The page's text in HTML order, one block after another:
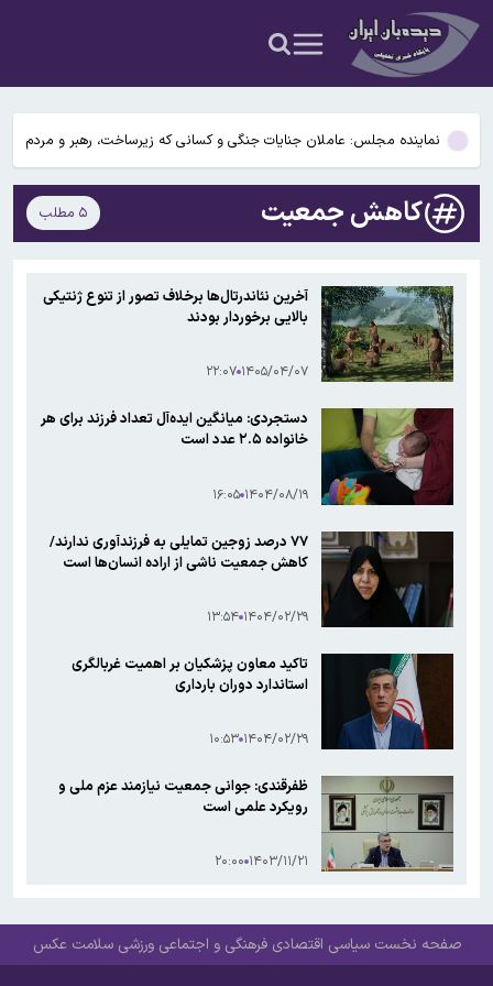
خزر را نمی‌دهد
ردمی ۱۷C ۵G معرفی شد/ نسخه تغییرنام‌یافته یک گوشی قدیمی‌تر
شیائومی
ستاره پرسپولیس به پیکان پیوست
نماینده مجلس: عاملان جنایات جنگی و کسانی که زیرساخت‌، رهبر و مردم
را هدف قرار دادند مجازات می کنیم
دستگیری عضو شورای شهر رضوانشهر در پرونده فساد مالی
حاجی‌دلیگانی، نماینده مجلس: مجلس اجازه تصویب کنوانسیون دریای
ردمی ۱۷C ۵G معرفی شد/ نسخه تغییرنام‌یافته یک گوشی قدیمی‌تر
شیائومی
ستاره پرسپولیس به پیکان پیوست
نماینده مجلس: عاملان جنایات جنگی و کسانی که زیرساخت‌، رهبر و مردم
را هدف قرار دادند مجازات می کنیم
کاهش جمعیت ۵ مطلب
آخرین نئاندرتال‌ها برخلاف تصور از تنوع ژنتیکی
بالایی برخوردار بودند
۱۴۰۵/۰۴/۰۷ ۲۲:۰۷
دستجردی: میانگین ایده‌آل تعداد فرزند برای هر
خانواده ۲.۵ عدد است
۱۴۰۴/۰۸/۱۹ ۱۶:۰۵
۷۷ درصد زوجین تمایلی به فرزندآوری ندارند/
کاهش جمعیت ناشی از اراده انسان‌ها است
۱۴۰۴/۰۲/۲۹ ۱۳:۵۴
تاکید معاون پزشکیان بر اهمیت غربالگری
استاندارد دوران بارداری
۱۴۰۴/۰۲/۲۹ ۱۰:۵۳
ظفرقندی: جوانی جمعیت نیازمند عزم ملی و
رویکرد علمی است
۱۴۰۳/۱۱/۲۱ ۲۰:۰۰
صفحه نخست سیاسی اقتصادی فرهنگی و اجتماعی ورزشی سلامت عکس